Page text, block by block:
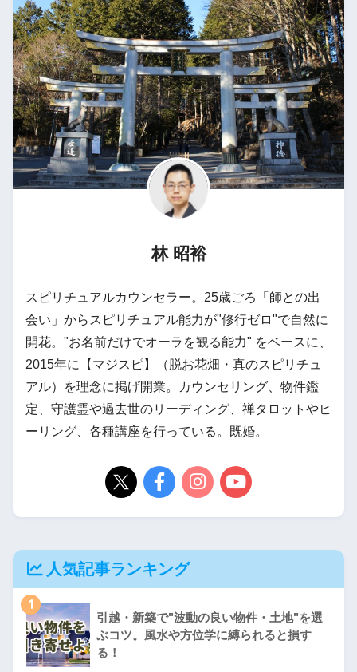
林 昭裕
スピリチュアルカウンセラー。25歳ごろ「師との出
会い」からスピリチュアル能力が"修行ゼロ"で自然に
開花。"お名前だけでオーラを観る能力" をベースに、
2015年に【マジスピ】（脱お花畑・真のスピリチュ
アル）を理念に掲げ開業。カウンセリング、物件鑑
定、守護霊や過去世のリーディング、禅タロットやヒ
ーリング、各種講座を行っている。既婚。
人気記事ランキング
1
引越・新築で"波動の良い物件・土地"を選
ぶコツ。風水や方位学に縛られると損す
る！